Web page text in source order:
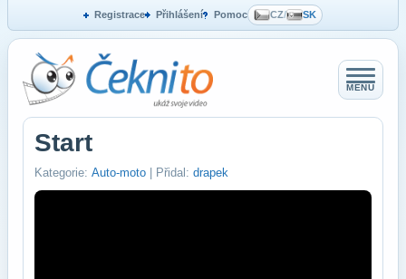
Registrace Přihlášení Pomoc CZ/ SK
MENU
Start
Kategorie: Auto-moto | Přidal: drapek